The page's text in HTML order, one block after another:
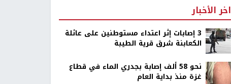
اخر الأخبار
‏3 إصابات إثر اعتداء مستوطنين على عائلة
الكعابنة شرق قرية الطيبة
نحو 58 ألف إصابة بجدري الماء في قطاع
غزة منذ بداية العام